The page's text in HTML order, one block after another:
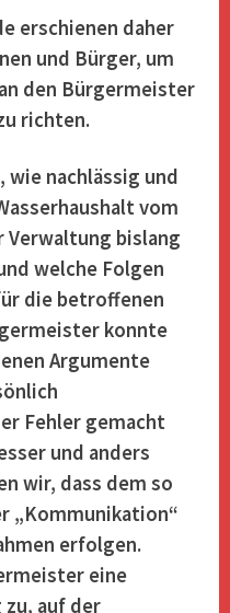
erschienen daher
und Bürger, um
den Bürgermeister
richten.
wie nachlässig und
vom
bislang
welche Folgen
die betroffenen
konnte
Argumente
Fehler gemacht
und anders
wir, dass dem so
„Kommunikation“
erfolgen.
eine
auf der